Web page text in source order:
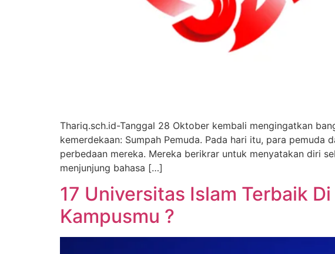
Thariq.sch.id-Tanggal 28 Oktober kembali mengingatkan
kemerdekaan: Sumpah Pemuda. Pada hari itu, para
perbedaan mereka. Mereka berikrar untuk menyatakan diri
menjunjung bahasa […]
17 Universitas Islam Terbaik
Kampusmu ?